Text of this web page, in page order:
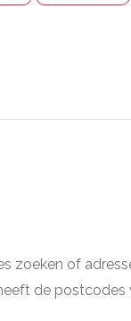
zoeken of
de postcodes